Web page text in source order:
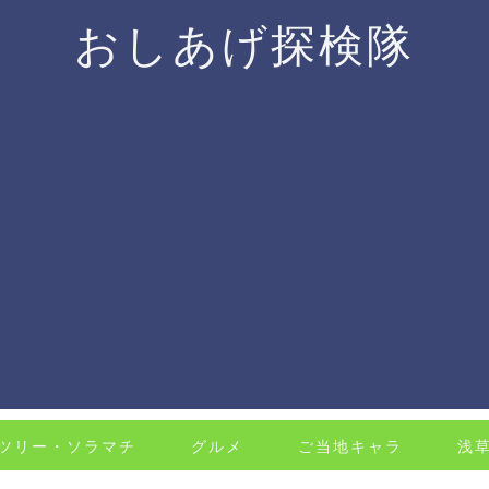
おしあげ探検隊
リー・ソラマチ グルメ ご当地キャラ 浅草